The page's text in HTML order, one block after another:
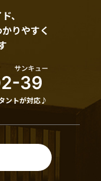
、
りやすく
ントが対応♪